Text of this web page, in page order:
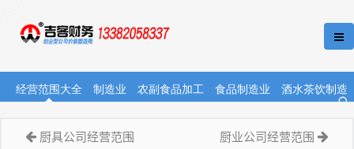
经营范围大全 制造业 农副食品加工 食品制造业 酒水茶饮制造
厨具公司经营范围 厨业公司经营范围